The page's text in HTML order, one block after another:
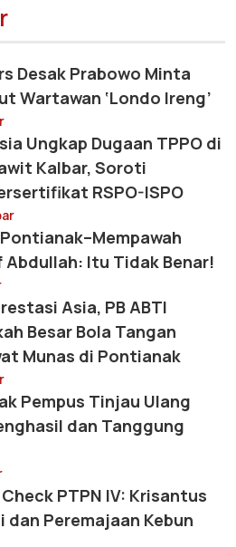
Desak Prabowo Minta
Wartawan ‘Londo Ireng’
Ungkap Dugaan TPPO di
Kalbar, Soroti
RSPO-ISPO
Itu Tidak Benar!
Asia, PB ABTI
Besar Bola Tangan
Munas di Pontianak
Pempus Tinjau Ulang
dan Tanggung
PTPN IV: Krisantus
dan Peremajaan Kebun